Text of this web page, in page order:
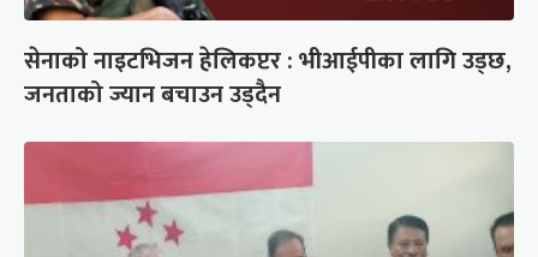
सेनाको नाइटभिजन हेलिकप्टर : भीआईपीका लागि उड्छ,
जनताको ज्यान बचाउन उड्दैन